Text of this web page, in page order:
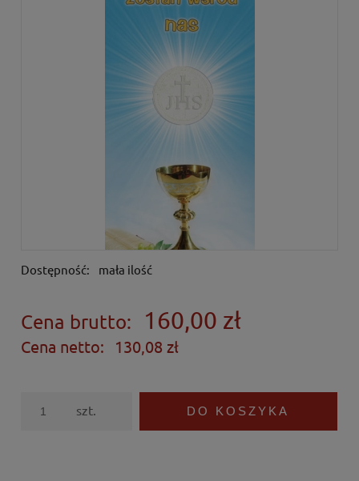
Dostępność: mała ilość
Cena brutto: 160,00 zł
Cena netto: 130,08 zł
szt. DO KOSZYKA